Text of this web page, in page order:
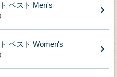
ベスト Men's
ベスト Women's